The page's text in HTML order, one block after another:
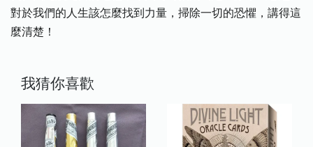
對於我們的人生該怎麼找到力量，掃除一切的恐懼，講得這
麼清楚！
我猜你喜歡